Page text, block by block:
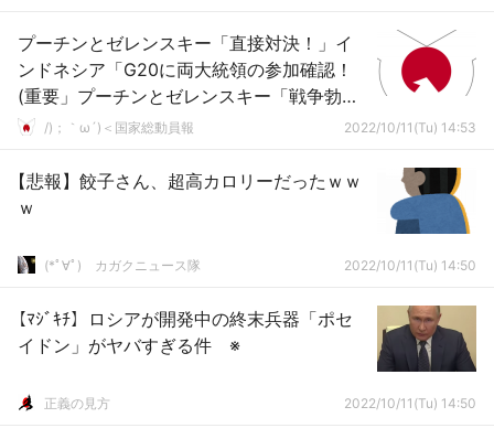
プーチンとゼレンスキー「直接対決！」イ
ンドネシア「G20に両大統領の参加確認！
(重要」プーチンとゼレンスキー「戦争勃発
後で初対面！」日本「重大な局面を迎え
/)；｀ω´)＜国家総動員報 2022/10/11(Tu) 14:53
【悲報】餃子さん、超高カロリーだったｗｗ
ｗ
(*ﾟ∀ﾟ)ゞカガクニュース隊 2022/10/11(Tu) 14:50
【ﾏｼﾞｷﾁ】ロシアが開発中の終末兵器「ポセ
イドン」がヤバすぎる件 ※
正義の見方 2022/10/11(Tu) 14:50